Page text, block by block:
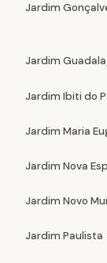
Jardim
Jardim
Jardim Ibiti do
Jardim Maria
Jardim Nova
Jardim Novo
Jardim Paulista